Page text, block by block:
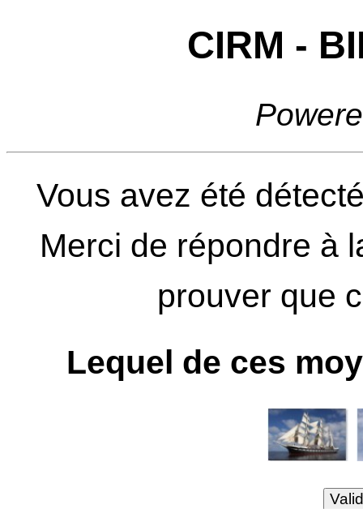
CIRM -
Vous avez été
Merci de répondre à
prouver que
Lequel de ces